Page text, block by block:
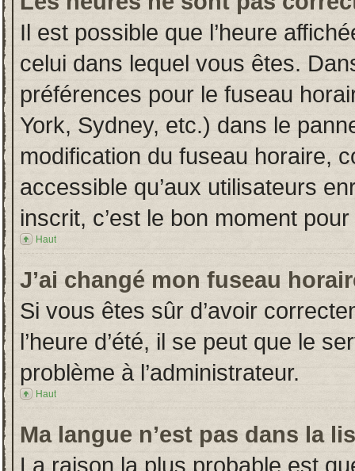
Il est possible que l’heure
celui dans lequel vous êtes.
préférences pour le fuseau
York, Sydney, etc.) dans le
modification du fuseau horaire,
accessible qu’aux utilisateurs
inscrit, c’est le bon moment
Haut
J’ai changé mon fuseau
Si vous êtes sûr d’avoir
l’heure d’été, il se peut que le
problème à l’administrateur.
Haut
Ma langue n’est pas dans la
La raison la plus probable est